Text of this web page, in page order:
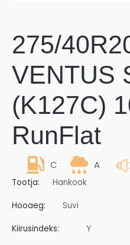
275/
VENTUS
(K127C)
RunFlat
C A
Tootja: Hankook
Hooaeg: Suvi
Kiirusindeks: Y